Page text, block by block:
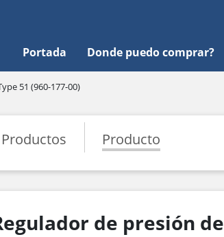
Portada Donde puedo comprar?
51 (960-177-00)
Productos Producto
de presión